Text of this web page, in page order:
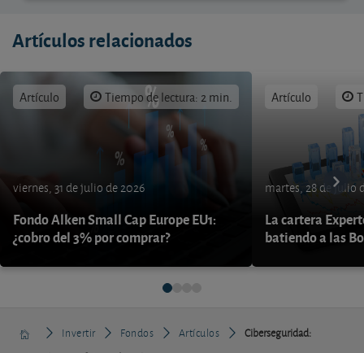
Artículos relacionados
Artículo Tiempo de lectura: 2 min.
viernes, 31 de julio de 2026
Fondo Alken Small Cap Europe EU1:
¿cobro del 3% por comprar?
Artículo
martes, 28 de julio
La cartera
batiendo a las
Invertir Fondos Artículos
Ciberseguridad: